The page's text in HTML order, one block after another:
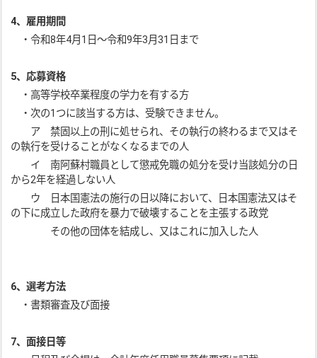
4、雇用期間
・令和8年4月1日～令和9年3月31日まで
5、応募資格
・高等学校卒業程度の学力を有する方
・次の1つに該当する方は、受験できません。
ア 禁固以上の刑に処せられ、その執行の終わるまで又はそ
の執行を受けることがなくなるまでの人
イ 南阿蘇村職員として懲戒免職の処分を受け当該処分の日
から2年を経過しない人
ウ 日本国憲法の施行の日以降において、日本国憲法又はそ
の下に成立した政府を暴力で破壊することを主張する政党
その他の団体を結成し、又はこれに加入した人
6、選考方法
・書類審査及び面接
7、面接日等